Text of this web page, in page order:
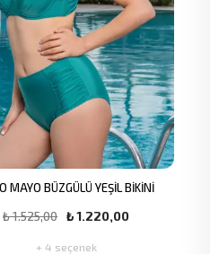
MAYO BÜZGÜLÜ YEŞİL BİKİNİ
₺ 1.525,00 ₺ 1.220,00
+ 4 seçenek